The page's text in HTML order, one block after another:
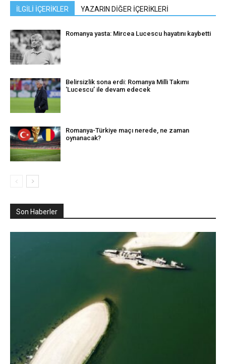
İLGİLİ İÇERİKLER YAZARIN DİĞER İÇERİKLERİ
Romanya yasta: Mircea Lucescu hayatını kaybetti
Belirsizlik sona erdi: Romanya Milli Takımı
‘Lucescu’ ile devam edecek
Romanya-Türkiye maçı nerede, ne zaman
oynanacak?
Son Haberler